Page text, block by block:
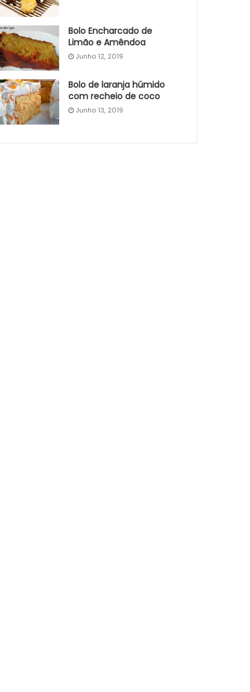
Bolo Encharcado de
Limão e Amêndoa
Junho 12, 2019
Bolo de laranja húmido
com recheio de coco
Junho 13, 2019